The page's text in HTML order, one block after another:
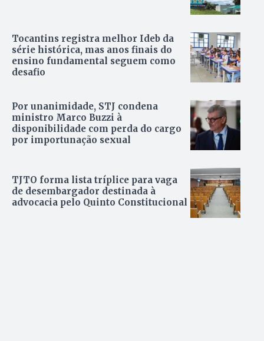
Tocantins registra melhor Ideb da
série histórica, mas anos finais do
ensino fundamental seguem como
desafio
Por unanimidade, STJ condena
ministro Marco Buzzi à
disponibilidade com perda do cargo
por importunação sexual
TJTO forma lista tríplice para vaga
de desembargador destinada à
advocacia pelo Quinto Constitucional